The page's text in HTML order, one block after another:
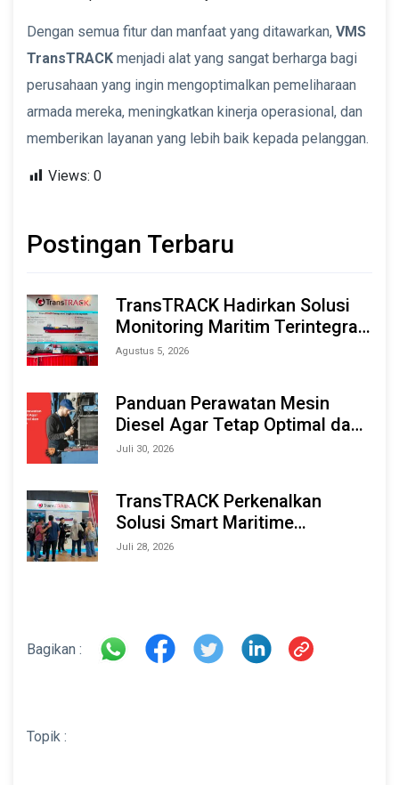
Dengan semua fitur dan manfaat yang ditawarkan, VMS
TransTRACK menjadi alat yang sangat berharga bagi
perusahaan yang ingin mengoptimalkan pemeliharaan
armada mereka, meningkatkan kinerja operasional, dan
memberikan layanan yang lebih baik kepada pelanggan.
Views: 0
Postingan Terbaru
TransTRACK Hadirkan Solusi
Monitoring Maritim Terintegrasi
Berbasis AI & IoT di Indonesia
Agustus 5, 2026
Panduan Perawatan Mesin
Diesel Agar Tetap Optimal dan
Tahan Lama
Juli 30, 2026
TransTRACK Perkenalkan
Solusi Smart Maritime
Monitoring Berbasis AI dan IoT
Juli 28, 2026
Bagikan :
Topik :